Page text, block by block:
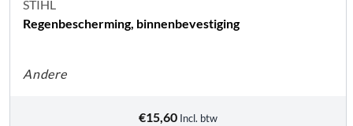
STIHL
Regenbescherming, binnenbevestiging
Andere
€15,60 Incl. btw